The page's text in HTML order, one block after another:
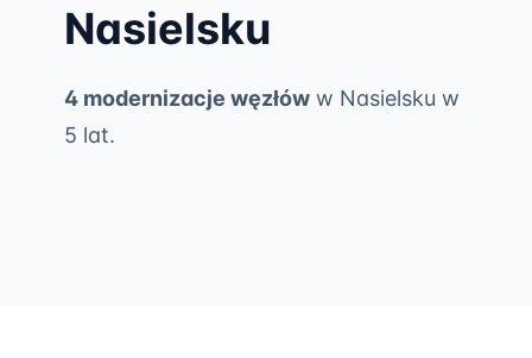
Nasielsku
4 modernizacje węzłów w Nasielsku w
5 lat.